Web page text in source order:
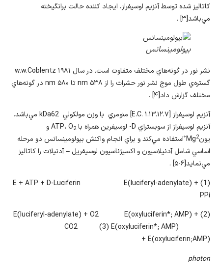
كاتاليز شده توسط آنزيم لوسيفراز، ايجاد كننده حالت برانگيخته
مي‌باشد[۳] .
بيولومينسانس
نشر نور در گونه‌هاي مختلف متفاوت است. در سال ۱۹۸۱ w.w.Coblentz
گستره‌ي طول موج نشر نور حشرات را از nm ۵۳۸ تا nm ۵۸۰ در گونه‌هاي
مختلف گزارش داد[۴] .
آنزيم لوسيفراز [E.C. ۱.۱۳.۱۲.۷] منومري با وزن مولکولي kDa62 مي‌باشد.
آنزيم لوسيفراز از سوبستراي D- لوسيفرين همراه با ATP، O
2
و
يونMg2+
استفاده مي‌کند و براي انجام واكنش بيولومينسانس دو مرحله
اساسي شامل آدنيلاسيون و اکسيژناسيون لوسيفريل – آدنيلات را كاتاليز
مي‌نمايد[۶-۵] .
(1) E + ATP + D-Luciferin E(luciferyl-adenylate) +
PPi
(2) E(luciferyl-adenylate) + O2 E(oxyluciferin*; AMP) +
CO2 (3) E(oxyluciferin*; AMP)
E(oxyluciferin;AMP) +
photon